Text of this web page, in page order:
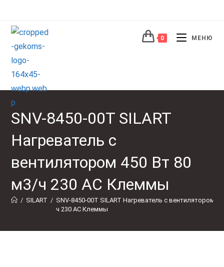
содержимому
0 МЕНЮ
SNV-8450-00T SILART
Нагреватель с
вентилятором 450 Вт 80
м3/ч 230 AC Клеммы
/ SILART / SNV-8450-00T SILART Нагреватель с вентилятором
ч 230 AC Клеммы